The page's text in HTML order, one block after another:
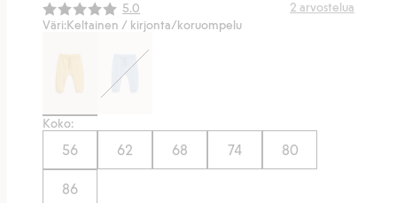
Ei Newbie. Ostaessasi 2 tuotetta tai enemmän. Voimassa 3-
16.8. asti myymälässä ja verkossa. Ei voi yhdistää muihin
alennuksiin tai tarjouksiin.
Keskimääräinen luokitus:
5.0 2 arvostelua
Väri:Keltainen / kirjonta/koruompelu
Koko:
56 62 68 74 80
86